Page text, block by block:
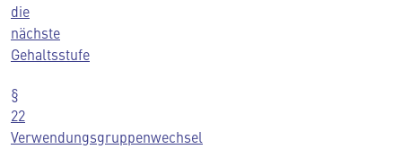
die
nächste
Gehaltsstufe
§
22
Verwendungsgruppenwechsel